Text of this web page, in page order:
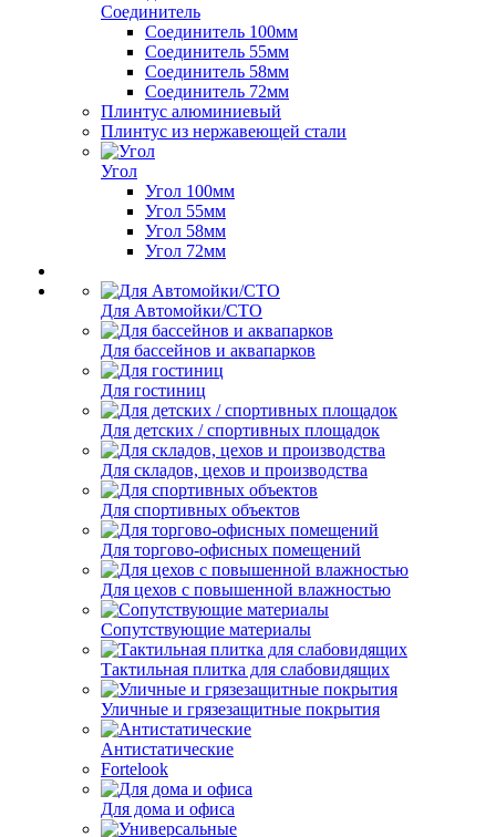
Соединитель
Соединитель 100мм
Соединитель 55мм
Соединитель 58мм
Соединитель 72мм
Плинтус алюминиевый
Плинтус из нержавеющей стали
Угол
Угол 100мм
Угол 55мм
Угол 58мм
Угол 72мм
Для Автомойки/СТО
Для бассейнов и аквапарков
Для гостиниц
Для детских / спортивных площадок
Для складов, цехов и производства
Для спортивных объектов
Для торгово-офисных помещений
Для цехов с повышенной влажностью
Сопутствующие материалы
Тактильная плитка для слабовидящих
Уличные и грязезащитные покрытия
Антистатические
Fortelook
Для дома и офиса